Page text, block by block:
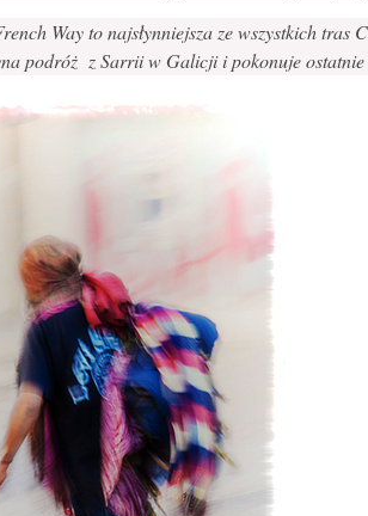
Way to najsłynniejsza ze wszystkich
podróż z Sarrii w Galicji i pokonuje